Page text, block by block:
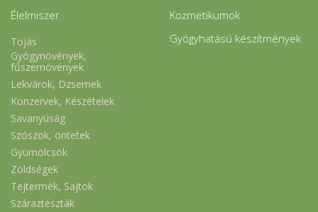
Élelmiszer
Tojás
Gyógynövények,
fűszernövények
Lekvárok, Dzsemek
Konzervek, Készételek
Savanyúság
Szószok, öntetek
Gyümölcsök
Zöldségek
Tejtermék, Sajtok
Száraztészták
Kozmetikumok
Gyógyhatású készítmények